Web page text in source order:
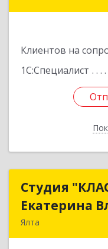
Клиентов на
1С:Специалист
Студия
Екатерина
Ялта
Студия